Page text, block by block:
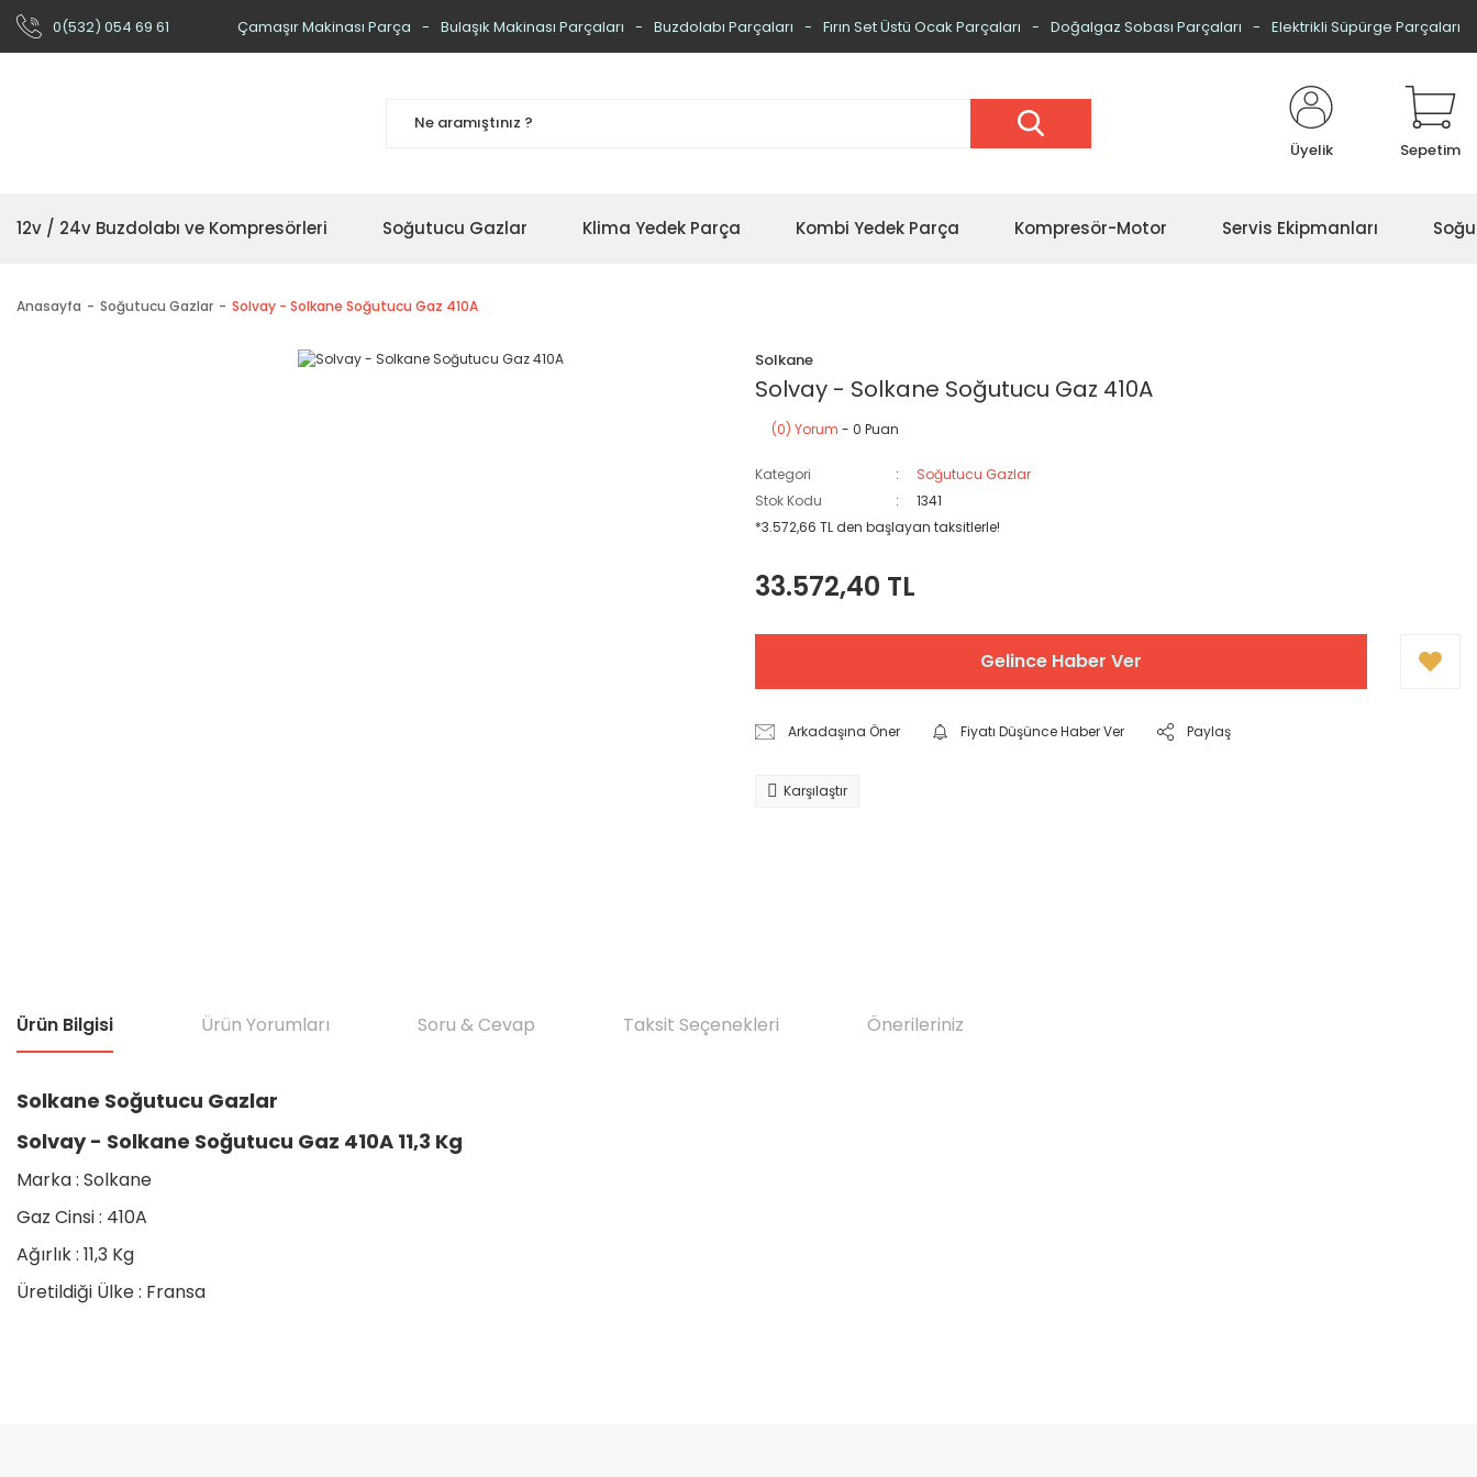
0(532) 054 69 61 Çamaşır Makinası Parça Bulaşık Makinası Parçaları Buzdolabı Parçaları Fırın Set Üstü Ocak Parçaları Doğalgaz Sobası Parçaları Elektrikli Süpürge Parçaları
Üyelik Sepetim
12v / 24v Buzdolabı ve Kompresörleri Soğutucu Gazlar Klima Yedek Parça Kombi Yedek Parça Kompresör-Motor Servis Ekipmanları
Anasayfa Soğutucu Gazlar Solvay - Solkane Soğutucu Gaz 410A
Solkane
Solvay - Solkane Soğutucu Gaz 410A
(0) Yorum - 0 Puan
Kategori
Soğutucu Gazlar
Stok Kodu
1341
*3.572,66 TL den başlayan taksitlerle!
33.572,40 TL
Gelince Haber Ver
Arkadaşına Öner Fiyatı Düşünce Haber Ver Paylaş
Karşılaştır
Ürün Bilgisi Ürün Yorumları Soru & Cevap Taksit Seçenekleri Önerileriniz
Solkane Soğutucu Gazlar
Solvay - Solkane Soğutucu Gaz 410A 11,3 Kg
Marka : Solkane
Gaz Cinsi : 410A
Ağırlık : 11,3 Kg
Üretildiği Ülke : Fransa